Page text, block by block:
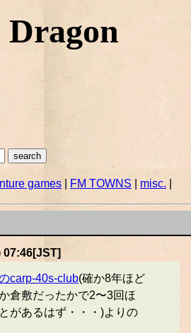
games FM TOWNS| misc.
07:46[JST]
carp-40s-club(確か8年ほど
倉敷だったかで2〜3回ほ
があるはず・・・)よりの